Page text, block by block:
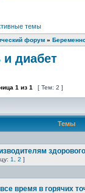
темы
форум »
и диабет
1 из 1 [ Тем: 2 ]
Темы
1 2 ]
время в горячих